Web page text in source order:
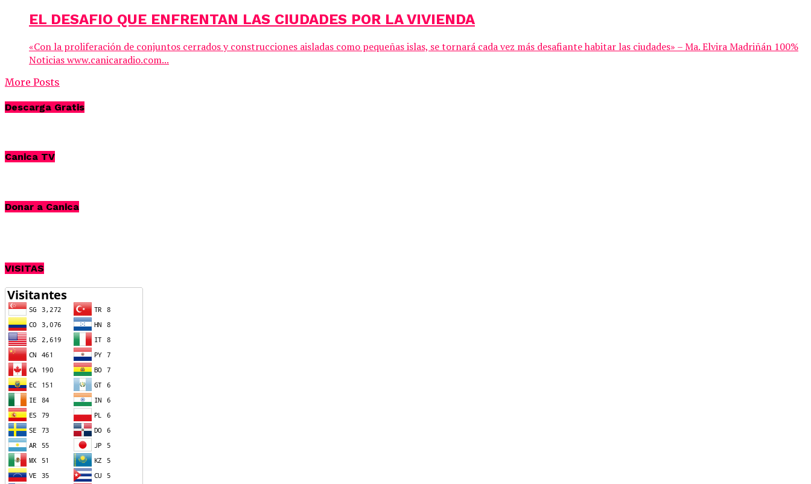
EL DESAFIO QUE ENFRENTAN LAS CIUDADES POR LA VIVIENDA
«Con la proliferación de conjuntos cerrados y construcciones aisladas como pequeñas islas, se tornará cada vez más desafiante habitar las ciudades» – Ma. Elvira Madriñán 100%
Noticias www.canicaradio.com...
More Posts
Descarga Gratis
Canica TV
Donar a Canica
VISITAS